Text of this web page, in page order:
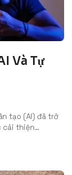
Và Tự
tạo (AI) đã trở
cải thiện…